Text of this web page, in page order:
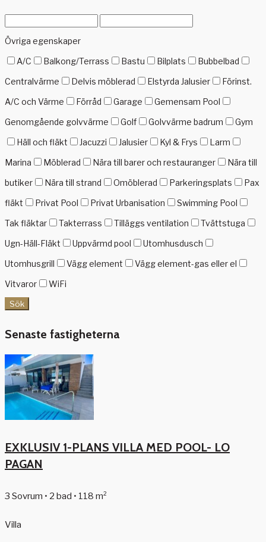
Övriga egenskaper
A/C
Balkong/Terrass Bastu Bilplats
Bubbelbad
Centralvärme
Delvis möblerad Elstyrda Jalusier
Förinst.
A/C och Värme
Förråd Garage
Gemensam Pool
Genomgående golvvärme
Golf Golvvärme badrum
Gym
Häll och fläkt
Jacuzzi Jalusier Kyl & Frys
Larm
Marina
Möblerad Nära till barer och restauranger
Nära till
butiker
Nära till strand Omöblerad Parkeringsplats
Pax
fläkt
Privat Pool Privat Urbanisation
Swimming Pool
Tak fläktar
Takterrass Tilläggs ventilation
Tvättstuga
Ugn-Häll-Fläkt
Uppvärmd pool
Utomhusdusch
Utomhusgrill
Vägg element
Vägg element-gas eller el
Vitvaror
WiFi
Sök
Senaste fastigheterna
EXKLUSIV 1-PLANS VILLA MED POOL- LO
PAGAN
3 Sovrum • 2 bad • 118 m²
Villa